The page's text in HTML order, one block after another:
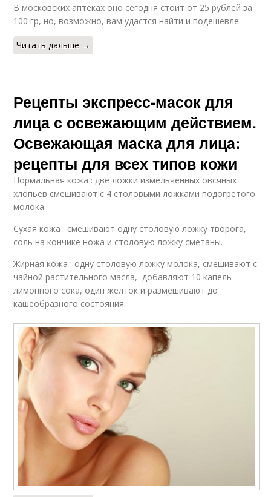
В московских аптеках оно сегодня стоит от 25 рублей за
100 гр, но, возможно, вам удастся найти и подешевле.
Читать дальше →
Рецепты экспресс-масок для
лица с освежающим действием.
Освежающая маска для лица:
рецепты для всех типов кожи
Нормальная кожа : две ложки измельченных овсяных
хлопьев смешивают с 4 столовыми ложками подогретого
молока.
Сухая кожа : смешивают одну столовую ложку творога,
соль на кончике ножа и столовую ложку сметаны.
Жирная кожа : одну столовую ложку молока, смешивают с
чайной растительного масла, добавляют 10 капель
лимонного сока, один желток и размешивают до
кашеобразного состояния.